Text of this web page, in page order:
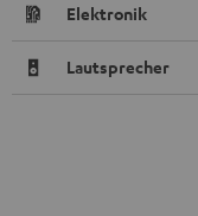
Elektronik
Lautsprecher